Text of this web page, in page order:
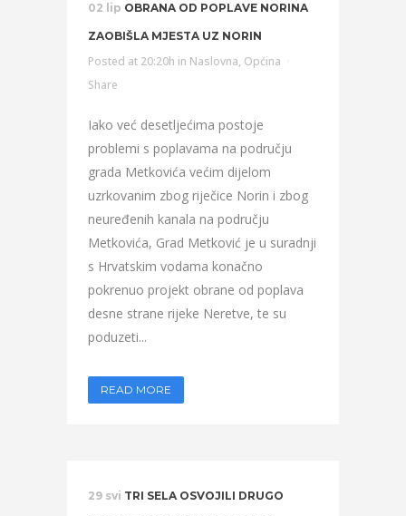
02 lip OBRANA OD POPLAVE NORINA
ZAOBIŠLA MJESTA UZ NORIN
Posted at 20:20h in Naslovna, Općina
Share
Iako već desetljećima postoje
problemi s poplavama na području
grada Metkovića većim dijelom
uzrkovanim zbog riječice Norin i zbog
neuređenih kanala na području
Metkovića, Grad Metković je u suradnji
s Hrvatskim vodama konačno
pokrenuo projekt obrane od poplava
desne strane rijeke Neretve, te su
poduzeti...
READ MORE
29 svi TRI SELA OSVOJILI DRUGO